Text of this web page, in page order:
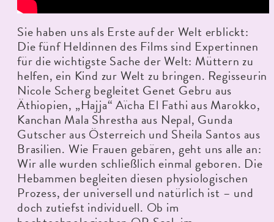
Sie haben uns als Erste auf der Welt erblickt:
Die fünf Heldinnen des Films sind Expertinnen
für die wichtigste Sache der Welt: Müttern zu
helfen, ein Kind zur Welt zu bringen. Regisseurin
Nicole Scherg begleitet Genet Gebru aus
Äthiopien, „Hajja“ Aïcha El Fathi aus Marokko,
Kanchan Mala Shrestha aus Nepal, Gunda
Gutscher aus Österreich und Sheila Santos aus
Brasilien. Wie Frauen gebären, geht uns alle an:
Wir alle wurden schließlich einmal geboren. Die
Hebammen begleiten diesen physiologischen
Prozess, der universell und natürlich ist – und
doch zutiefst individuell. Ob im